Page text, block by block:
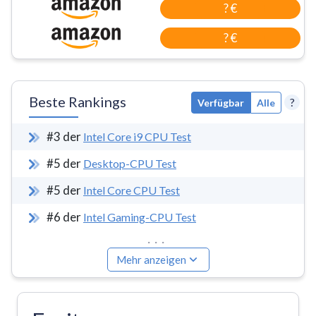
? €
? €
Beste Rankings Verfügbar Alle ?
#3 der Intel Core i9 CPU Test
#5 der Desktop-CPU Test
#5 der Intel Core CPU Test
#6 der Intel Gaming-CPU Test
...
Mehr anzeigen